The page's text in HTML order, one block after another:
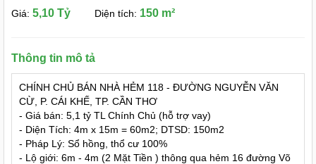
Giá: 5,10 Tỷ Diện tích: 150 m²
Thông tin mô tả
CHÍNH CHỦ BÁN NHÀ HẺM 118 - ĐƯỜNG NGUYỄN VĂN
CỪ, P. CÁI KHẾ, TP. CẦN THƠ
- Giá bán: 5,1 tỷ TL Chính Chủ (hỗ trợ vay)
- Diện Tích: 4m x 15m = 60m2; DTSD: 150m2
- Pháp Lý: Sổ hồng, thổ cư 100%
- Lộ giới: 6m - 4m (2 Mặt Tiền ) thông qua hẻm 16 đường Võ